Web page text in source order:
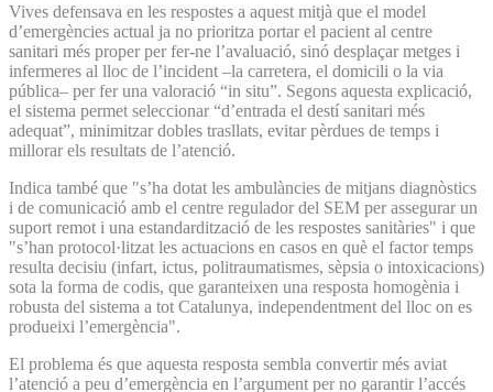
Vives defensava en les respostes a aquest mitjà que el model
d’emergències actual ja no prioritza portar el pacient al centre
sanitari més proper per fer-ne l’avaluació, sinó desplaçar metges i
infermeres al lloc de l’incident –la carretera, el domicili o la via
pública– per fer una valoració “in situ”. Segons aquesta explicació,
el sistema permet seleccionar “d’entrada el destí sanitari més
adequat”, minimitzar dobles trasllats, evitar pèrdues de temps i
millorar els resultats de l’atenció.
Indica també que "s’ha dotat les ambulàncies de mitjans diagnòstics
i de comunicació amb el centre regulador del SEM per assegurar un
suport remot i una estandardització de les respostes sanitàries" i que
"s’han protocol·litzat les actuacions en casos en què el factor temps
resulta decisiu (infart, ictus, politraumatismes, sèpsia o intoxicacions)
sota la forma de codis, que garanteixen una resposta homogènia i
robusta del sistema a tot Catalunya, independentment del lloc on es
produeixi l’emergència".
El problema és que aquesta resposta sembla convertir més aviat
l’atenció a peu d’emergència en l’argument per no garantir l’accés